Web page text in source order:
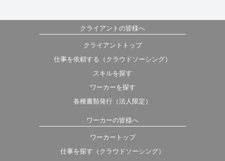
クライアントの皆様へ
クライアントトップ
仕事を依頼する（クラウドソーシング）
スキルを探す
ワーカーを探す
各種書類発行（法人限定）
ワーカーの皆様へ
ワーカートップ
仕事を探す（クラウドソーシング）